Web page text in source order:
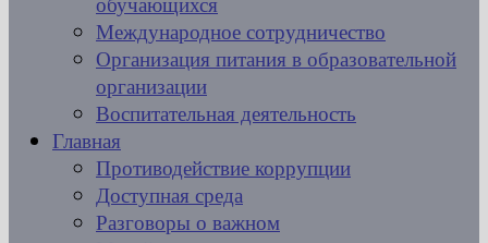
Международное сотрудничество
Организация питания в образовательной
организации
Воспитательная деятельность
Главная
Противодействие коррупции
Доступная среда
Разговоры о важном